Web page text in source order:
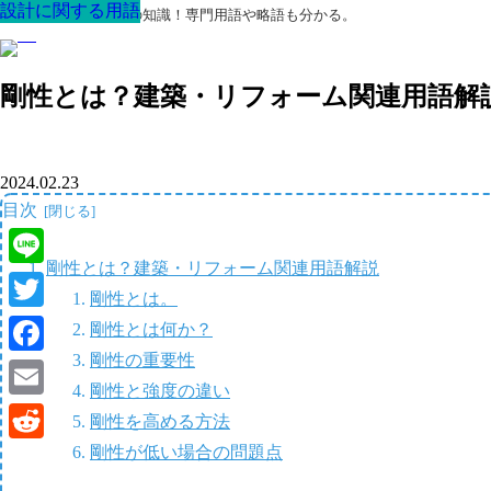
最高の家を作るための知識！専門用語や略語も分かる。
剛性とは？建築・リフォーム関連用語解
設計に関する用語
2024.02.23
目次
剛性とは？建築・リフォーム関連用語解説
剛性とは。
剛性とは何か？
剛性の重要性
剛性と強度の違い
剛性を高める方法
剛性が低い場合の問題点
設計に関する用語
設計に関する用語
設計に関する用語
設計に関する用語
設計に関する用語
設計に関する用語
Line
Twitter
Facebook
Email